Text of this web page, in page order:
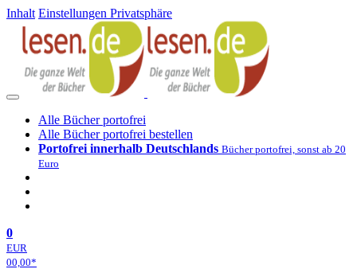
Inhalt Einstellungen Privatsphäre
Alle Bücher portofrei
Alle Bücher portofrei bestellen
Portofrei innerhalb Deutschlands Bücher portofrei, sonst ab 20
Euro
0
EUR
00,00*